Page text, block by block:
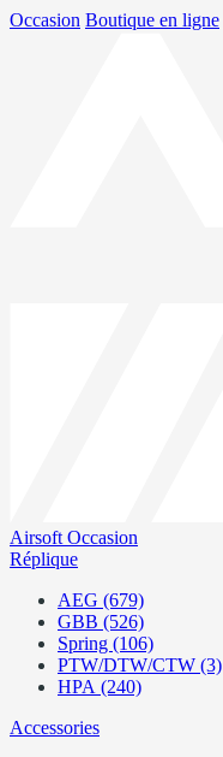
Occasion Boutique en ligne
Airsoft Occasion
Réplique
AEG (679)
GBB (526)
Spring (106)
PTW/DTW/CTW (3)
HPA (240)
Accessories